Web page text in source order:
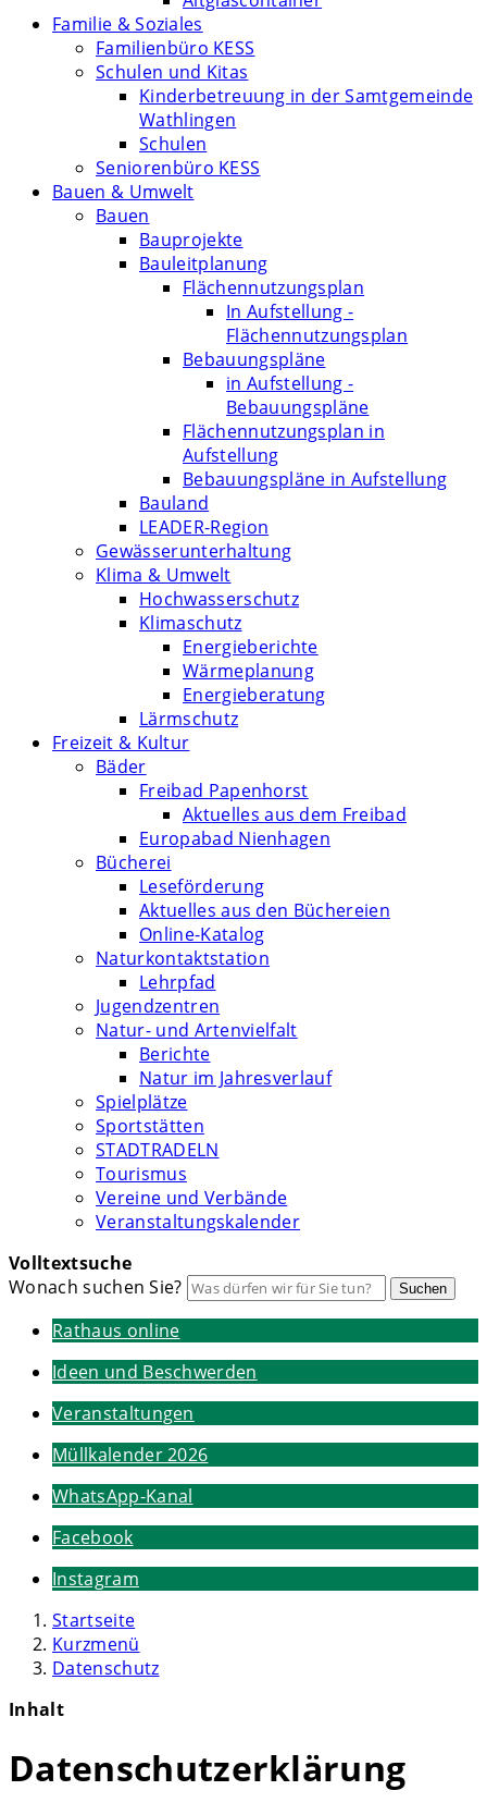
Familie & Soziales
Familienbüro KESS
Schulen und Kitas
Kinderbetreuung in der Samtgemeinde
Wathlingen
Schulen
Seniorenbüro KESS
Bauen & Umwelt
Bauen
Bauprojekte
Bauleitplanung
Flächennutzungsplan
In Aufstellung -
Flächennutzungsplan
Bebauungspläne
in Aufstellung -
Bebauungspläne
Flächennutzungsplan in
Aufstellung
Bebauungspläne in Aufstellung
Bauland
LEADER-Region
Gewässerunterhaltung
Klima & Umwelt
Hochwasserschutz
Klimaschutz
Energieberichte
Wärmeplanung
Energieberatung
Lärmschutz
Freizeit & Kultur
Bäder
Freibad Papenhorst
Aktuelles aus dem Freibad
Europabad Nienhagen
Bücherei
Leseförderung
Aktuelles aus den Büchereien
Online-Katalog
Naturkontaktstation
Lehrpfad
Jugendzentren
Natur- und Artenvielfalt
Berichte
Natur im Jahresverlauf
Spielplätze
Sportstätten
STADTRADELN
Tourismus
Vereine und Verbände
Veranstaltungskalender
Volltextsuche
Wonach suchen Sie?
Suchen
Rathaus online
Ideen und Beschwerden
Veranstaltungen
Müllkalender 2026
WhatsApp-Kanal
Facebook
Instagram
Startseite
Kurzmenü
Datenschutz
Inhalt
Datenschutzerklärung